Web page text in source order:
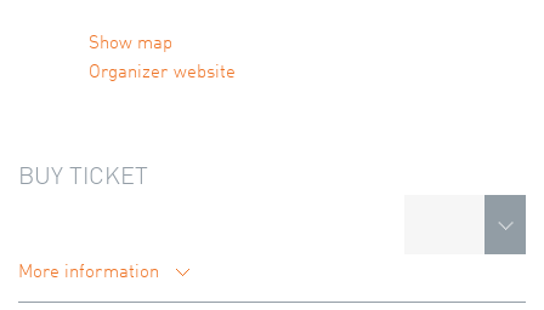
Show map
Organizer website
BUY TICKET
More information